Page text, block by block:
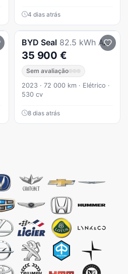
4 dias atrás
BYD Seal 82.5 kWh AWD Excellence
35 900 €
Sem avaliação
2023 · 72 000 km · Elétrico ·
530 cv
8 dias atrás